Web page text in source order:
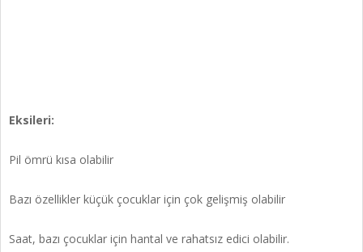
Eksileri:
Pil ömrü kısa olabilir
Bazı özellikler küçük çocuklar için çok gelişmiş olabilir
Saat, bazı çocuklar için hantal ve rahatsız edici olabilir.